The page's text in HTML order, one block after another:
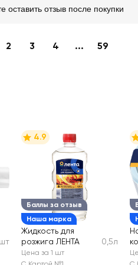
оставить отзыв после покупки
2 3 4 ... 59
Баллы за отзыв
Наша марка
4.9
Жидкость для
розжига ЛЕНТА
0,5л
Цена за 1 шт